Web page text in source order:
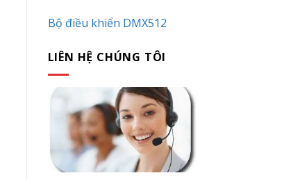
Bộ điều khiển DMX512
LIÊN HỆ CHÚNG TÔI